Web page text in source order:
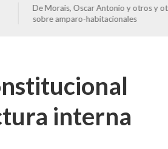
y otros y otros contra GCBA
interna